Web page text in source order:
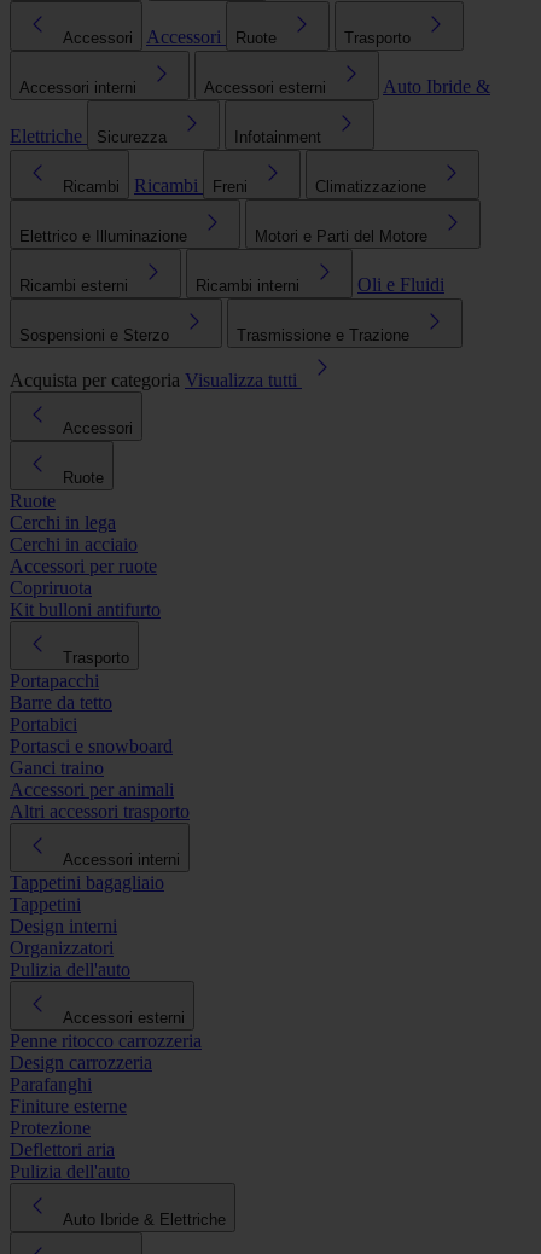
Accessori Accessori Ruote Trasporto
Accessori interni Accessori esterni Auto Ibride &
Elettriche Sicurezza Infotainment
Ricambi Ricambi Freni Climatizzazione
Elettrico e Illuminazione Motori e Parti del Motore
Ricambi esterni Ricambi interni Oli e Fluidi
Sospensioni e Sterzo Trasmissione e Trazione
Acquista per categoria Visualizza tutti
Accessori
Ruote
Ruote
Cerchi in lega
Cerchi in acciaio
Accessori per ruote
Copriruota
Kit bulloni antifurto
Trasporto
Portapacchi
Barre da tetto
Portabici
Portasci e snowboard
Ganci traino
Accessori per animali
Altri accessori trasporto
Accessori interni
Tappetini bagagliaio
Tappetini
Design interni
Organizzatori
Pulizia dell'auto
Accessori esterni
Penne ritocco carrozzeria
Design carrozzeria
Parafanghi
Finiture esterne
Protezione
Deflettori aria
Pulizia dell'auto
Auto Ibride & Elettriche